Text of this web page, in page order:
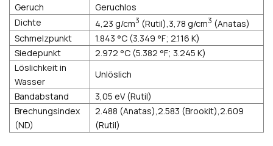
Geruch
Geruchlos
Dichte
4,23 g/cm3 (Rutil),3,78 g/cm3 (Anatas)
Schmelzpunkt
1.843 °C (3.349 °F; 2.116 K)
Siedepunkt
2.972 °C (5.382 °F; 3.245 K)
Löslichkeit in
Wasser
Unlöslich
Bandabstand
3,05 eV (Rutil)
Brechungsindex
(ND)
2.488 (Anatas),2.583 (Brookit),2.609
(Rutil)